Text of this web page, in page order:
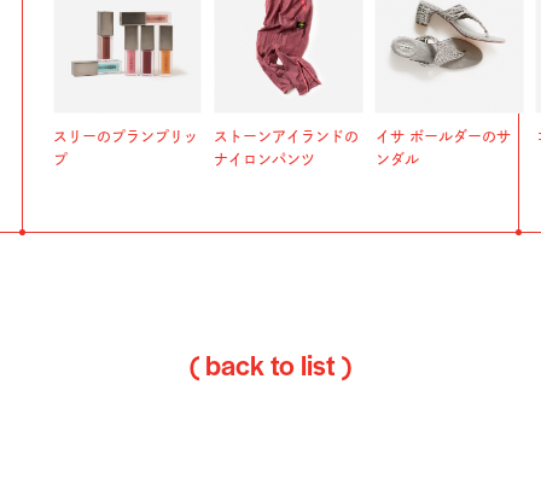
スリーのプランプリッ
プ
ストーンアイランドの
ナイロンパンツ
イサ ボールダーのサ
ンダル
( back to list )